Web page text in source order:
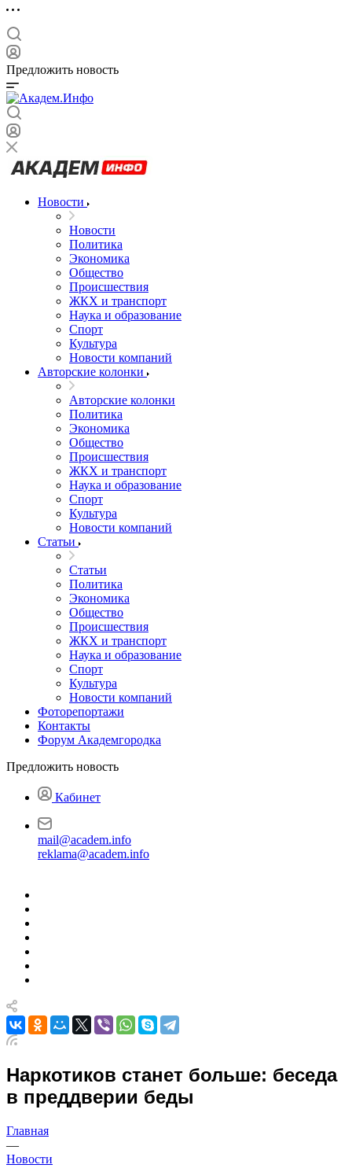
Предложить новость
Новости
Новости
Политика
Экономика
Общество
Происшествия
ЖКХ и транспорт
Наука и образование
Спорт
Культура
Новости компаний
Авторские колонки
Авторские колонки
Политика
Экономика
Общество
Происшествия
ЖКХ и транспорт
Наука и образование
Спорт
Культура
Новости компаний
Статьи
Статьи
Политика
Экономика
Общество
Происшествия
ЖКХ и транспорт
Наука и образование
Спорт
Культура
Новости компаний
Фоторепортажи
Контакты
Форум Академгородка
Предложить новость
Кабинет
mail@academ.info
reklama@academ.info
Наркотиков станет больше: беседа
в преддверии беды
Главная
—
Новости